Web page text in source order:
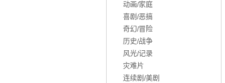
动画/家庭
喜剧/恶搞
奇幻/冒险
历史/战争
风光/记录
灾难片
连续剧/美剧